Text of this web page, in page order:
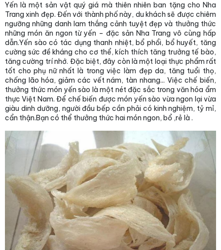
Yến là một sản vật quý giá mà thiên nhiên ban tặng cho Nha
Trang xinh đẹp. Đến với thành phố này, du khách sẽ được chiêm
ngưỡng những danh lam thắng cảnh tuyệt đẹp và thưởng thức
những món ăn ngon từ yến – đặc sản Nha Trang vô cùng hấp
dẫn.Yến sào có tác dụng thanh nhiệt, bổ phổi, bổ huyết, tăng
cường sức đề kháng cho cơ thể, kích thích tăng trưởng tế bào,
tăng cường trí nhớ. Đặc biệt, đây còn là một loại thực phẩm rất
tốt cho phụ nữ nhất là trong việc làm đẹp da, tăng tuổi thọ,
chống lão hóa, giảm các vết nám, tàn nhang... Việc chế biến,
thưởng thức món yến sào là một nét đặc sắc trong văn hóa ẩm
thực Việt Nam. Để chế biến được món yến sào vừa ngon lại vừa
giàu dinh dưỡng, người đầu bếp cần phải có kinh nghiệm, tỷ mỉ,
cẩn thận.Bạn có thể thưởng thức hai món ngon, bổ ,rẻ là .